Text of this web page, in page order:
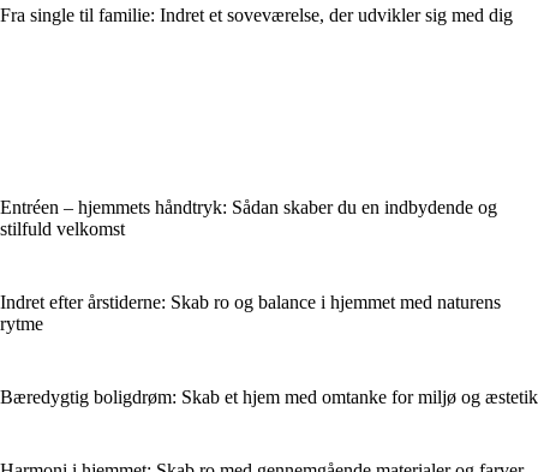
Fra single til familie: Indret et soveværelse, der udvikler sig med dig
Entréen – hjemmets håndtryk: Sådan skaber du en indbydende og
stilfuld velkomst
Indret efter årstiderne: Skab ro og balance i hjemmet med naturens
rytme
Bæredygtig boligdrøm: Skab et hjem med omtanke for miljø og æstetik